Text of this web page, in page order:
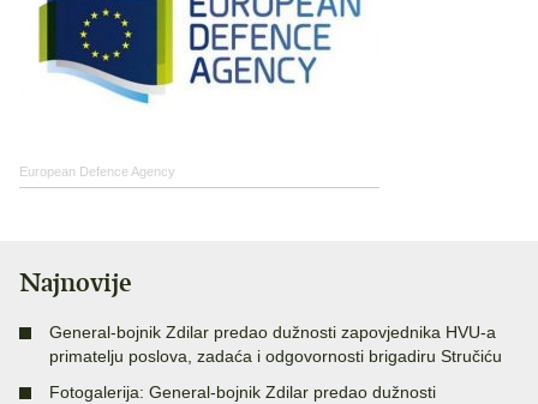
European Defence Agency
Najnovije
General-bojnik Zdilar predao dužnosti zapovjednika HVU-a
primatelju poslova, zadaća i odgovornosti brigadiru Stručiću
Fotogalerija: General-bojnik Zdilar predao dužnosti